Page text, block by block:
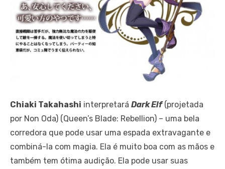
Chiaki Takahashi interpretará Dark Elf(projetada
por Non Oda) (Queen’s Blade: Rebellion) – uma bela
corredora que pode usar uma espada extravagante e
combiná-la com magia. Ela é muito boa com as mãos e
também tem ótima audição. Ela pode usar suas